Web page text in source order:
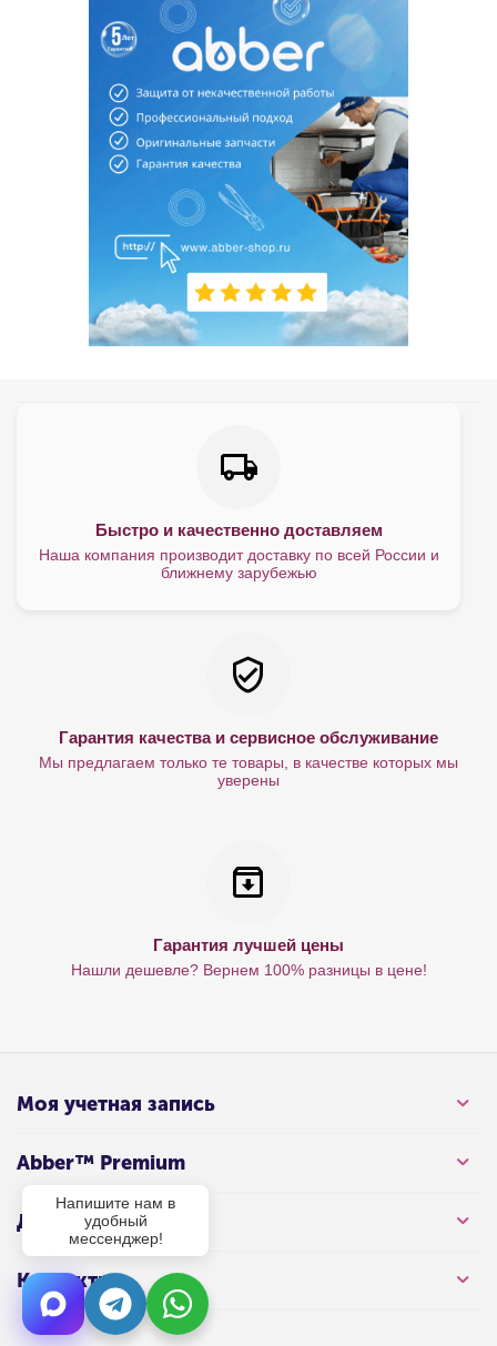
Быстро и качественно доставляем
Наша компания производит доставку по всей России и
ближнему зарубежью
Гарантия качества и сервисное обслуживание
Мы предлагаем только те товары, в качестве которых мы
уверены
Гарантия лучшей цены
Нашли дешевле? Вернем 100% разницы в цене!
Моя учетная запись
Abber™ Premium
Для клиента
Контакты
Напишите нам в
удобный
мессенджер!